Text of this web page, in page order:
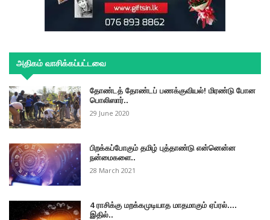
அதிகம் வாசிக்கப்பட்டவை
தோண்டத் தோண்டப் பணக்குவியல்! மிரண்டு போன
பொலிஸார்..
29 June 2020
பிறக்கப்போகும் தமிழ் புத்தாண்டு என்னென்ன
நன்மைகளை..
28 March 2021
4 ராசிக்கு மறக்கமுடியாத மாதமாகும் ஏப்ரல்....
இதில்..